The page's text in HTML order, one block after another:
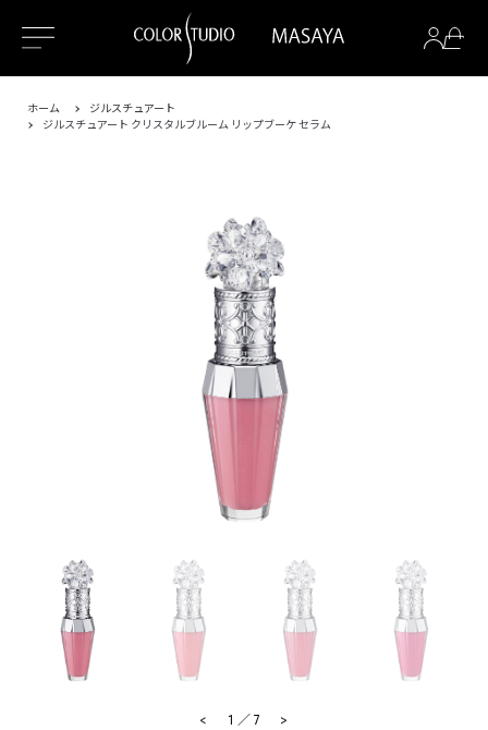
ホーム
ジルスチュアート
ジルスチュアート クリスタルブルーム リップブーケ セラム
< >
1 ／ 7